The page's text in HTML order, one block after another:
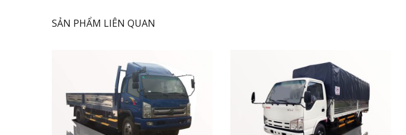
Xe tải DongBen 990kgT30 được nhà sản xuất tối ưu hóa công năng sử dụng
trọng không thua kém gì các xe du lịch hạng sang. Đặc biệt, Dongben T30
rộng. Xe nhỏ gọn nhưng vẫn thể hiện sự mạnh mẽ trong từng chi tiết cũng
SẢN PHẨM LIÊN QUAN